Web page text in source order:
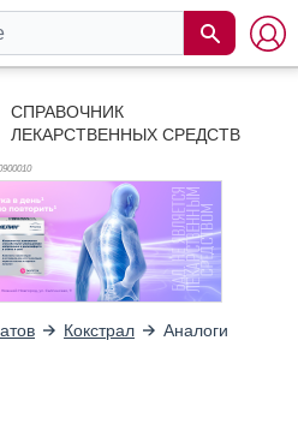
СПРАВОЧНИК
ЛЕКАРСТВЕННЫХ СРЕДСТВ
Кокстрал Аналоги